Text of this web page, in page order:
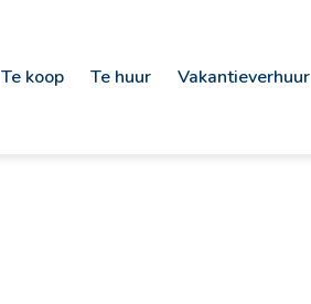
Te koop Te huur Vakantieverhuur